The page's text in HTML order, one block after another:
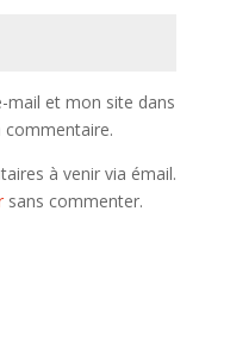
mail et mon site dans
à venir via émail.
sans commenter.